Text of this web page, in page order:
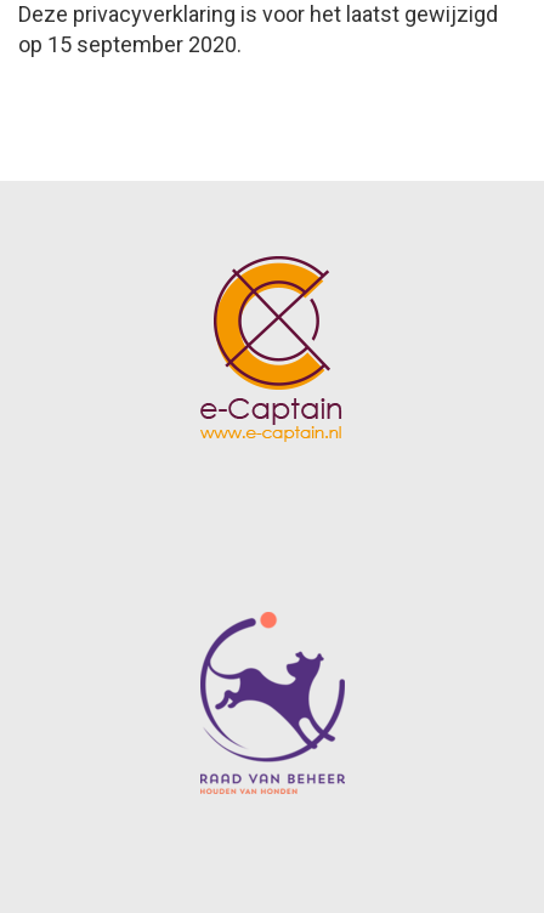
Deze privacyverklaring is voor het laatst gewijzigd
op 15 september 2020.